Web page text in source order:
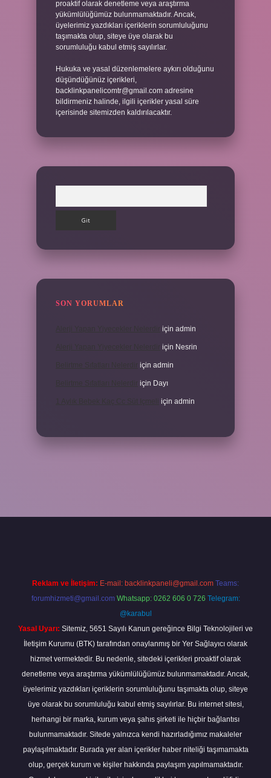
proaktif olarak denetleme veya araştırma
yükümlülüğümüz bulunmamaktadır. Ancak,
üyelerimiz yazdıkları içeriklerin sorumluluğunu
taşımakta olup, siteye üye olarak bu
sorumluluğu kabul etmiş sayılırlar.
Hukuka ve yasal düzenlemelere aykırı olduğunu
düşündüğünüz içerikleri,
backlinkpanelicomtr@gmail.com adresine
bildirmeniz halinde, ilgili içerikler yasal süre
içerisinde sitemizden kaldırılacaktır.
SON YORUMLAR
için admin
için Nesrin
için admin
için Dayı
için admin
Reklam ve İletişim: E-mail: backlinkpaneli@gmail.com Teams:
forumhizmeti@gmail.com Whatsapp: 0262 606 0 726 Telegram:
@karabul
Yasal Uyarı: Sitemiz, 5651 Sayılı Kanun gereğince Bilgi Teknolojileri ve
İletişim Kurumu (BTK) tarafından onaylanmış bir Yer Sağlayıcı olarak
hizmet vermektedir. Bu nedenle, sitedeki içerikleri proaktif olarak
denetleme veya araştırma yükümlülüğümüz bulunmamaktadır. Ancak,
üyelerimiz yazdıkları içeriklerin sorumluluğunu taşımakta olup, siteye
üye olarak bu sorumluluğu kabul etmiş sayılırlar. Bu internet sitesi,
herhangi bir marka, kurum veya şahıs şirketi ile hiçbir bağlantısı
bulunmamaktadır. Sitede yalnızca kendi hazırladığımız makaleler
paylaşılmaktadır. Burada yer alan içerikler haber niteliği taşımamakta
olup, gerçek kurum ve kişiler hakkında paylaşım yapılmamaktadır.